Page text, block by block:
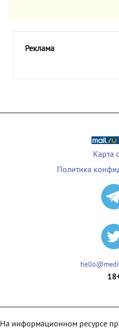
Реклама
Карта
Политика
На информационном ресурсе